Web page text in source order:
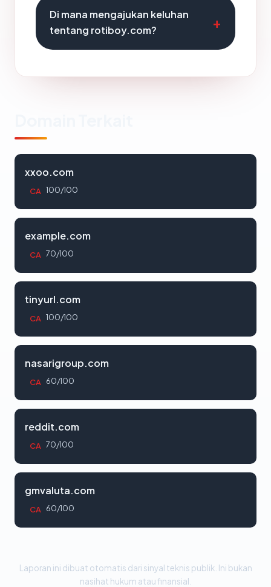
Di mana mengajukan keluhan
tentang rotiboy.com?
xxoo.com
CA 100/100
example.com
CA 70/100
tinyurl.com
CA 100/100
nasarigroup.com
CA 60/100
reddit.com
CA 70/100
gmvaluta.com
CA 60/100
Laporan ini dibuat otomatis dari sinyal teknis publik. Ini bukan
nasihat hukum atau finansial.